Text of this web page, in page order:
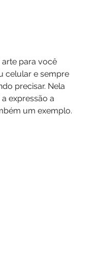
para você
celular e sempre
precisar. Nela
expressão a
um exemplo.